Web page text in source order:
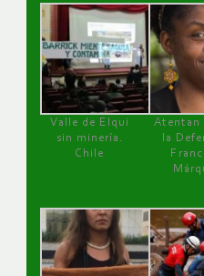
Valle de Elqui
sin minería.
Chile
Atentan
la